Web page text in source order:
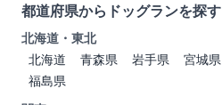
都道府県からドッグランを探す
北海道・東北
北海道
青森県 岩手県 宮城県
福島県